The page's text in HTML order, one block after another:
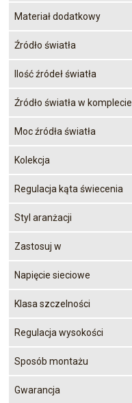
Materiał dodatkowy
Źródło światła
Ilość źródeł światła
Źródło światła w komplecie
Moc źródła światła
Kolekcja
Regulacja kąta świecenia
Styl aranżacji
Zastosuj w
Napięcie sieciowe
Klasa szczelności
Regulacja wysokości
Sposób montażu
Gwarancja